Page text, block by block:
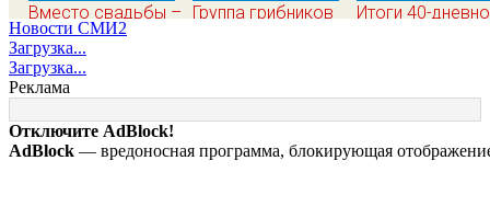
Вместо свадьбы –
похороны: отец
смотрел на свою
мертвую 16-
летнюю дочь и не
мог сдержать
слезы
Группа грибников
испуганную
маленькую девочку
с игрушкой
Итоги 40-
Россия, полный
разбор провала
операции
Новости СМИ2
Загрузка...
Загрузка...
Реклама
Отключите AdBlock!
AdBlock — вредоносная программа, блокирующая